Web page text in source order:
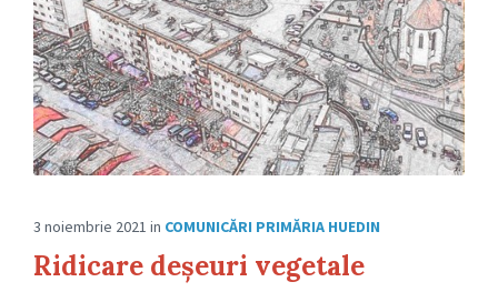
3 noiembrie 2021 in COMUNICĂRI PRIMĂRIA HUEDIN
Ridicare deșeuri vegetale